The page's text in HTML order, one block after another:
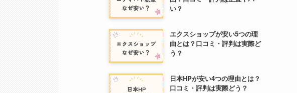
い？
エクスショップが安い5つの理
由とは？口コミ・評判は実際ど
う？
日本HPが安い4つの理由とは？
口コミ・評判は実際どう？